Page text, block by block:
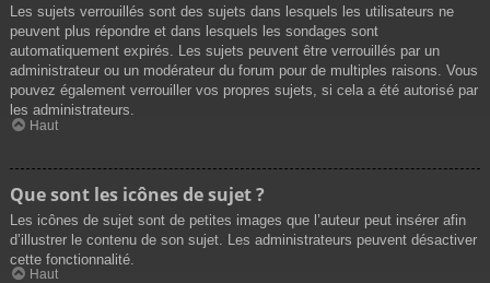
Les sujets verrouillés sont des sujets dans lesquels les utilisateurs ne
peuvent plus répondre et dans lesquels les sondages sont
automatiquement expirés. Les sujets peuvent être verrouillés par un
administrateur ou un modérateur du forum pour de multiples raisons. Vous
pouvez également verrouiller vos propres sujets, si cela a été autorisé par
les administrateurs.
Haut
Que sont les icônes de sujet ?
Les icônes de sujet sont de petites images que l’auteur peut insérer afin
d’illustrer le contenu de son sujet. Les administrateurs peuvent désactiver
cette fonctionnalité.
Haut